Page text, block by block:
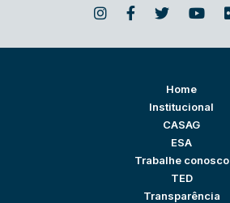
Home
Institucional
CASAG
ESA
Trabalhe conosco
TED
Transparência